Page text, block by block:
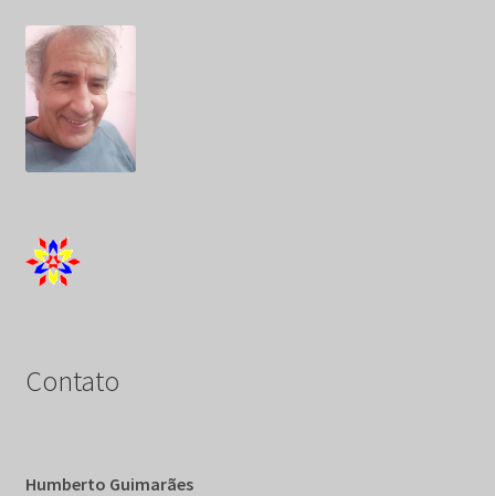
Contato
Humberto Guimarães